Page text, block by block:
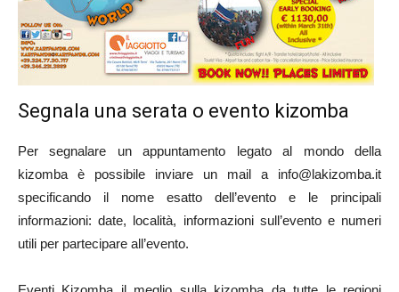
Segnala una serata o evento kizomba
Per segnalare un appuntamento legato al mondo della
kizomba è possibile inviare un mail a info@lakizomba.it
specificando il nome esatto dell’evento e le principali
informazioni: date, località, informazioni sull’evento e numeri
utili per partecipare all’evento.